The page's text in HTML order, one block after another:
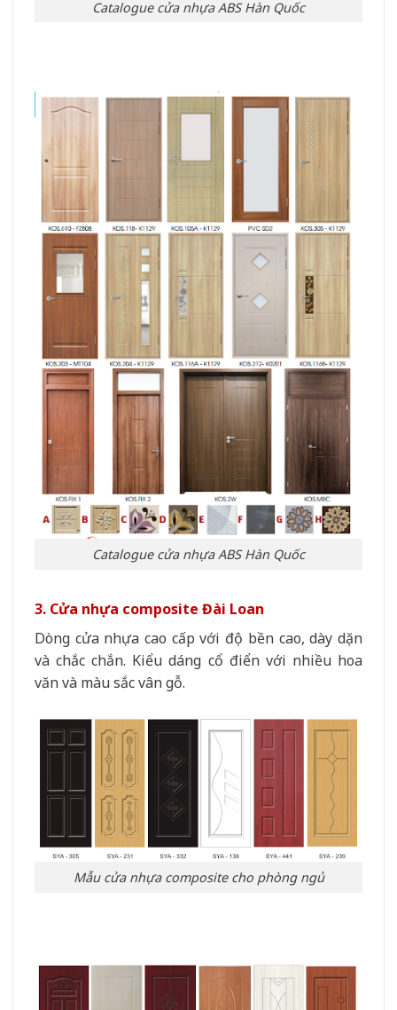
Catalogue cửa nhựa ABS Hàn Quốc
Catalogue cửa nhựa ABS Hàn Quốc
3. Cửa nhựa composite Đài Loan
Dòng cửa nhựa cao cấp với độ bền cao, dày dặn
và chắc chắn. Kiểu dáng cổ điển với nhiều hoa
văn và màu sắc vân gỗ.
Mẫu cửa nhựa composite cho phòng ngủ